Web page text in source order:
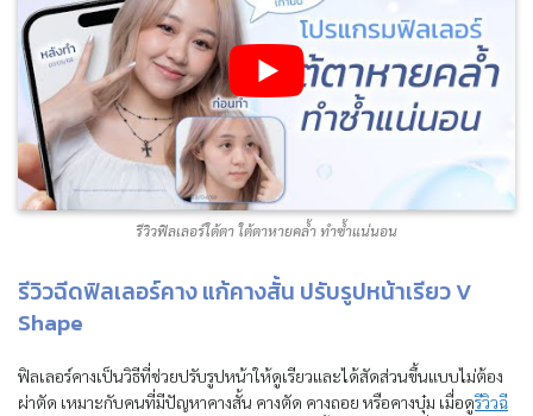
รีวิวฟิลเลอร์ใต้ตา ใต้ตาหายคล้ำ ทำซ้ำแน่นอน
รีวิวฉีดฟิลเลอร์คาง แก้คางสั้น ปรับรูปหน้าเรียว V
Shape
ฟิลเลอร์คางเป็นวิธีที่ช่วยปรับรูปหน้าให้ดูเรียวและได้สัดส่วนขึ้นแบบไม่ต้อง
ผ่าตัด เหมาะกับคนที่มีปัญหาคางสั้น คางตัด คางถอย หรือคางบุ๋ม เมื่อดูรีวิวฉี